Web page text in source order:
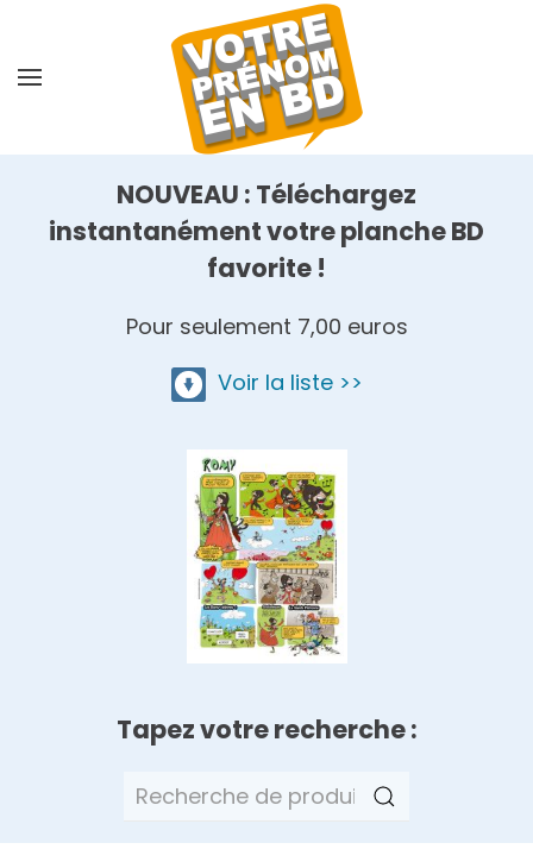
NOUVEAU : Téléchargez
instantanément votre planche BD
favorite !
Pour seulement 7,00 euros
Voir la liste >>
Tapez votre recherche :
Recherche